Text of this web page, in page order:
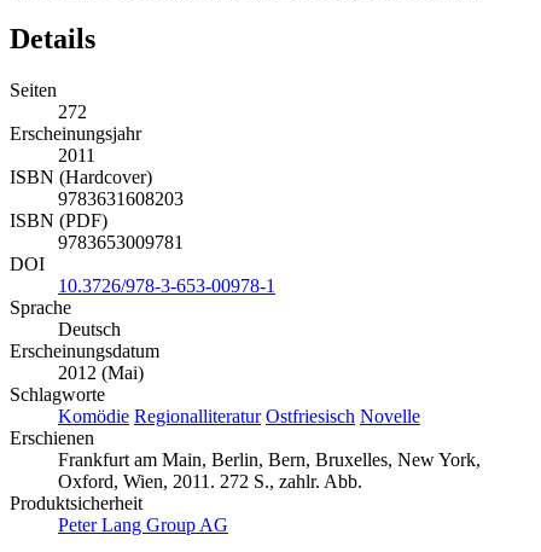
Details
Seiten
272
Erscheinungsjahr
2011
ISBN (Hardcover)
9783631608203
ISBN (PDF)
9783653009781
DOI
10.3726/978-3-653-00978-1
Sprache
Deutsch
Erscheinungsdatum
2012 (Mai)
Schlagworte
Komödie Regionalliteratur Ostfriesisch Novelle
Erschienen
Frankfurt am Main, Berlin, Bern, Bruxelles, New York,
Oxford, Wien, 2011. 272 S., zahlr. Abb.
Produktsicherheit
Peter Lang Group AG